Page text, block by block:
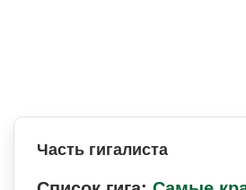
Часть гигалиста